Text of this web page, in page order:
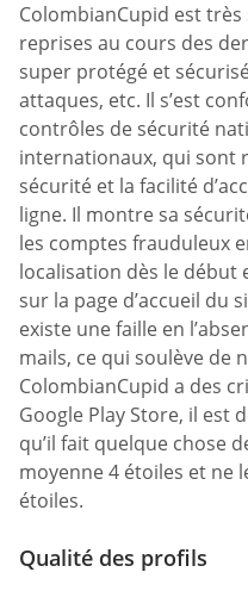
ColombianCupid est
reprises au cours des
super protégé et
attaques, etc. Il s’est
contrôles de sécurité
internationaux, qui sont
sécurité et la facilité
ligne. Il montre sa
les comptes frauduleux
localisation dès le début
sur la page d’accueil du
existe une faille en
mails, ce qui soulève de
ColombianCupid a des
Google Play Store, il est
qu’il fait quelque chose
moyenne 4 étoiles et ne
étoiles.
Qualité des profils